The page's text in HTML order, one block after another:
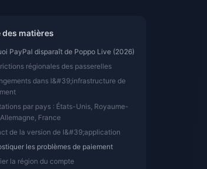
des matières
PayPal disparaît de Poppo Live (2026)
régionales des passerelles
dans l&#39;infrastructure de
par pays : États-Unis, Royaume-
France
de la version de l&#39;application
les problèmes de paiement
la région du compte